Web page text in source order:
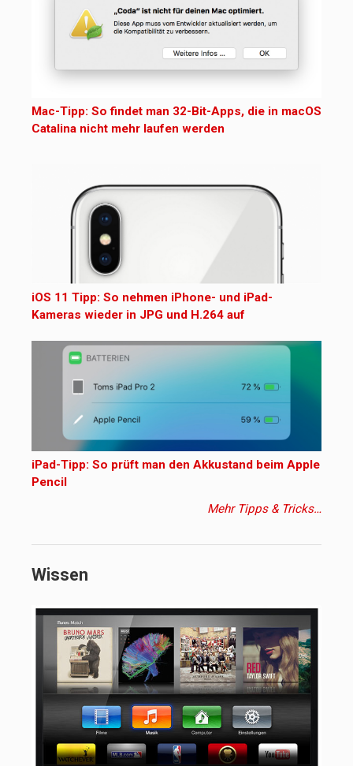
Mac-Tipp: So findet man 32-Bit-Apps, die in macOS
Catalina nicht mehr laufen werden
iOS 11 Tipp: So nehmen iPhone- und iPad-
Kameras wieder in JPG und H.264 auf
iPad-Tipp: So prüft man den Akkustand beim Apple
Pencil
Mehr Tipps & Tricks…
Wissen